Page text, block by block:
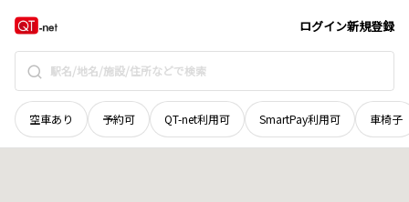
ログイン新規登録
空車あり 予約可 QT-net利用可 SmartPay利用可 車椅子
滋賀県